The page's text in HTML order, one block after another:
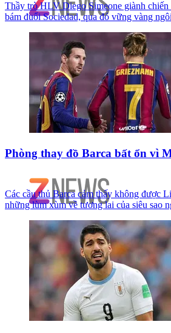
Thầy trò HLV Diego Simeone giành
bám đuổi Sociedad, qua đó vững vàng
Phòng thay đồ Barca bất ổn vì
Các cầu thủ Barca cảm thấy không được
những lùm xùm về tương lai của siêu sao